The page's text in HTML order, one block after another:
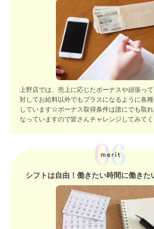
上野店では、売上に応じたボーナスや頑張っ
対してお給料以外でもプラスになるように各
しています☆ボーナス取得条件は誰にでも取
なっていますので皆さんチャレンジしてみてく
シフトは自由！働きたい時間に働きた